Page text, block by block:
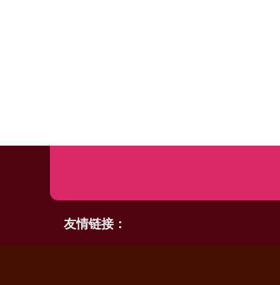
友情链接：